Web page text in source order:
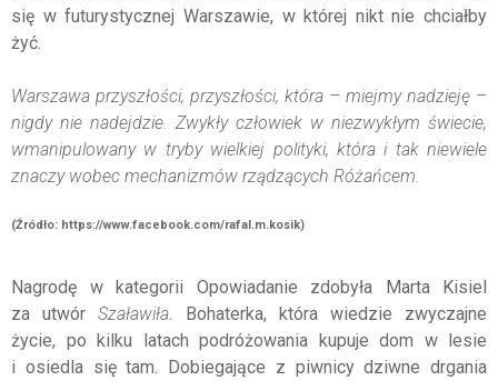
się w futurystycznej Warszawie, w której nikt nie chciałby
żyć.
Warszawa przyszłości, przyszłości, która – miejmy nadzieję –
nigdy nie nadejdzie. Zwykły człowiek w niezwykłym świecie,
wmanipulowany w tryby wielkiej polityki, która i tak niewiele
znaczy wobec mechanizmów rządzących Różańcem.
(Źródło: https://www.facebook.com/rafal.m.kosik)
Nagrodę w kategorii Opowiadanie zdobyła Marta Kisiel
za utwórSzaławiła. Bohaterka, która wiedzie zwyczajne
życie, po kilku latach podróżowania kupuje dom w lesie
i osiedla się tam. Dobiegające z piwnicy dziwne drgania